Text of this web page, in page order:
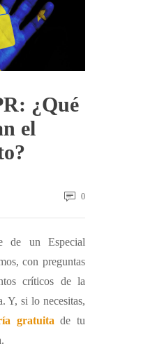
¿Qué
el
0
de un Especial
con preguntas
críticos de la
Y, si lo necesitas,
gratuita de tu